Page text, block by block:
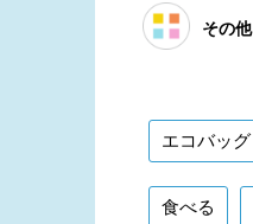
その他
エコバッグ
食べる